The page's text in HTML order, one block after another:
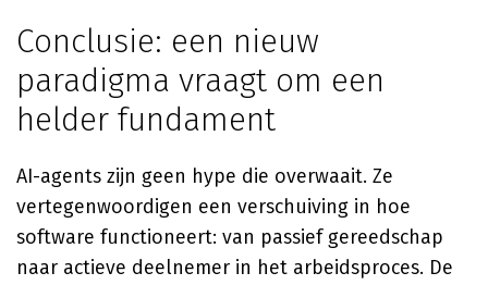
Conclusie: een nieuw
paradigma vraagt om een
helder fundament
AI-agents zijn geen hype die overwaait. Ze
vertegenwoordigen een verschuiving in hoe
software functioneert: van passief gereedschap
naar actieve deelnemer in het arbeidsproces. De